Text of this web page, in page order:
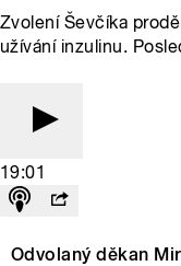
Zvolení Ševčíka
užívání inzulinu.
19:01
Odvolaný děkan